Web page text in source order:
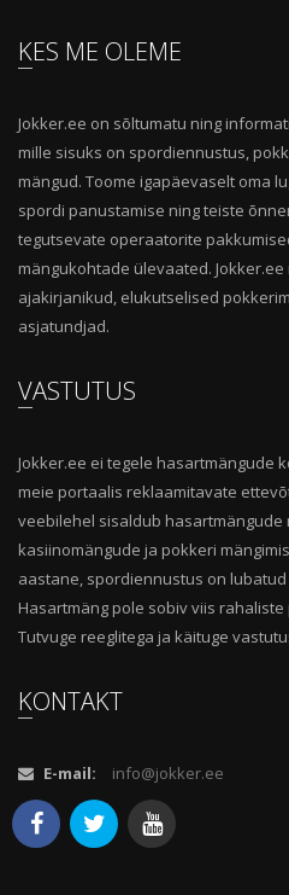
KES ME OLEME
Jokker.ee on sõltumatu ning
mille sisuks on spordiennustus,
mängud. Toome igapäevaselt oma
spordi panustamise ning teiste
tegutsevate operaatorite
mängukohtade ülevaated.
ajakirjanikud, elukutselised
asjatundjad.
VASTUTUS
Jokker.ee ei tegele hasartmängude
meie portaalis reklaamitavate
veebilehel sisaldub hasartmängude
kasiinomängude ja pokkeri
aastane, spordiennustus on
Hasartmäng pole sobiv viis
Tutvuge reeglitega ja käituge
KONTAKT
E-mail: info@jokker.ee